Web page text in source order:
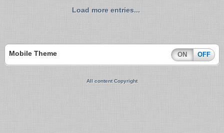
Load more entries...
Mobile Theme ON OFF
All content Copyright